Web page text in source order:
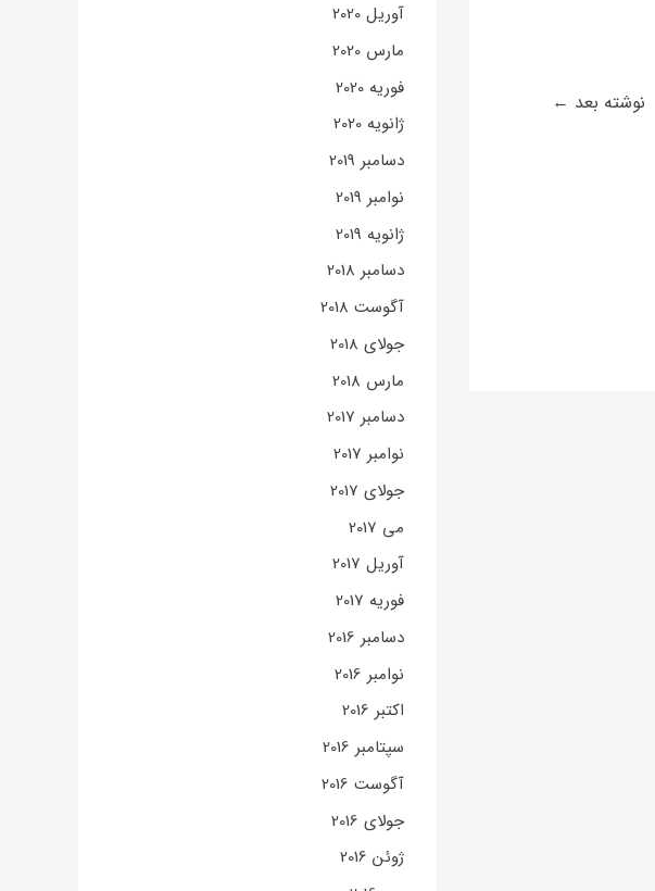
نوشته بعد ←
آوریل 2020
مارس 2020
فوریه 2020
ژانویه 2020
دسامبر 2019
نوامبر 2019
ژانویه 2019
دسامبر 2018
آگوست 2018
جولای 2018
مارس 2018
دسامبر 2017
نوامبر 2017
جولای 2017
می 2017
آوریل 2017
فوریه 2017
دسامبر 2016
نوامبر 2016
اکتبر 2016
سپتامبر 2016
آگوست 2016
جولای 2016
ژوئن 2016